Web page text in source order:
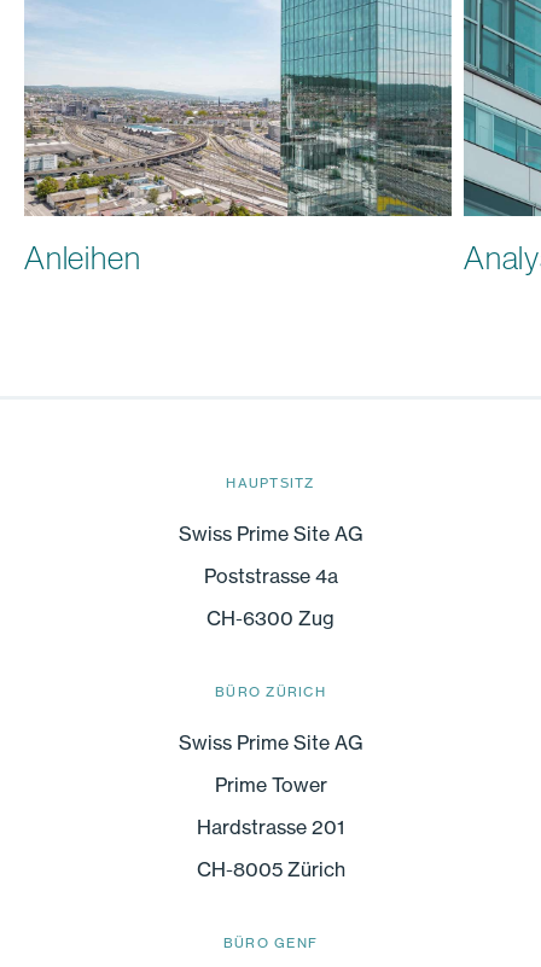
Anleihen
HAUPTSITZ
Swiss Prime Site AG
Poststrasse 4a
CH-6300 Zug
BÜRO ZÜRICH
Swiss Prime Site AG
Prime Tower
Hardstrasse 201
CH-8005 Zürich
BÜRO GENF